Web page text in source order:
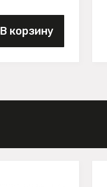
В корзину